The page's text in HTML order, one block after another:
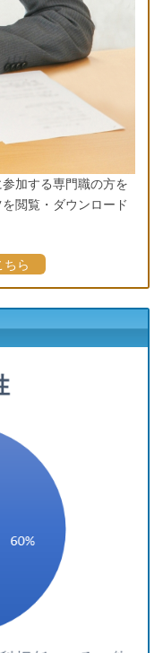
加する専門職の方を
閲覧・ダウンロード
ちら